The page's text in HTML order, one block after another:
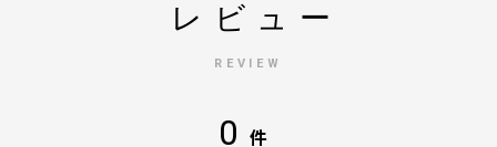
レビュー
REVIEW
0 件